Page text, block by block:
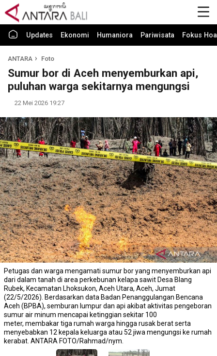
Updates Ekonomi Humaniora Pariwisata Fokus
ANTARA Foto
Sumur bor di Aceh menyemburkan api,
puluhan warga sekitarnya mengungsi
22 Mei 2026 19:27
Petugas dan warga mengamati sumur bor yang menyemburkan api
dari dalam tanah di area perkebunan kelapa sawit Desa Blang
Rubek, Kecamatan Lhoksukon, Aceh Utara, Aceh, Jumat
(22/5/2026). Berdasarkan data Badan Penanggulangan Bencana
Aceh (BPBA), semburan lumpur dan api akibat aktivitas pengeboran
sumur air minum mencapai ketinggian sekitar 100
meter, membakar tiga rumah warga hingga rusak berat serta
menyebabkan 12 kepala keluarga atau 52 jiwa mengungsi ke rumah
kerabat. ANTARA FOTO/Rahmad/nym.